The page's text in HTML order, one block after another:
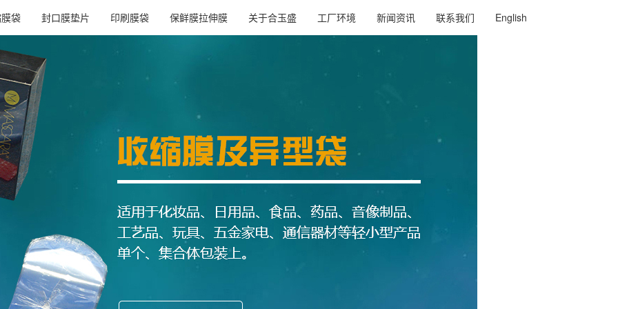
袋 封口膜垫片 印刷膜袋 保鲜膜拉伸膜 关于合玉盛 工厂环境 新闻资讯 联系我们 English